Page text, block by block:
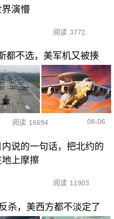
演懵
阅读 3772
都不选，美军机又被揍
阅读 16694 08-06
说的一句话，把北约的
上摩擦
阅读 11903
杀，美西方都不淡定了